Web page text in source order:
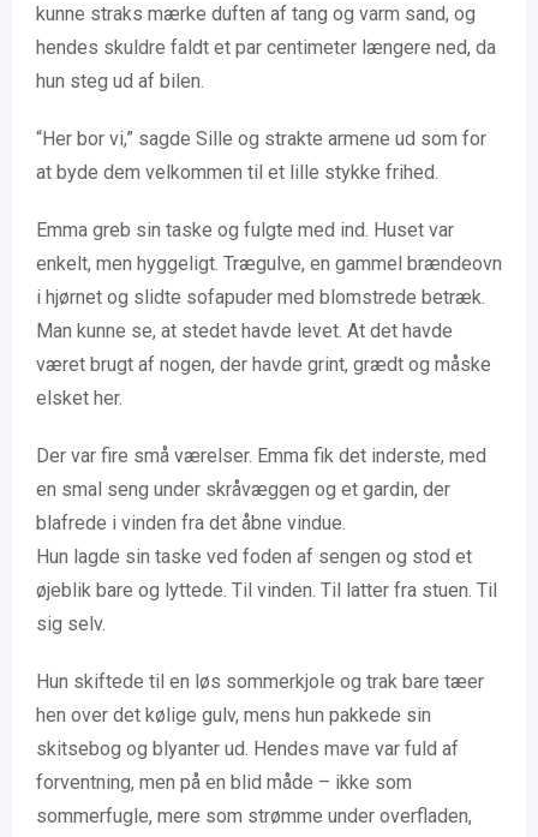
kunne straks mærke duften af tang og varm sand, og
hendes skuldre faldt et par centimeter længere ned, da
hun steg ud af bilen.
“Her bor vi,” sagde Sille og strakte armene ud som for
at byde dem velkommen til et lille stykke frihed.
Emma greb sin taske og fulgte med ind. Huset var
enkelt, men hyggeligt. Trægulve, en gammel brændeovn
i hjørnet og slidte sofapuder med blomstrede betræk.
Man kunne se, at stedet havde levet. At det havde
været brugt af nogen, der havde grint, grædt og måske
elsket her.
Der var fire små værelser. Emma fik det inderste, med
en smal seng under skråvæggen og et gardin, der
blafrede i vinden fra det åbne vindue.
Hun lagde sin taske ved foden af sengen og stod et
øjeblik bare og lyttede. Til vinden. Til latter fra stuen. Til
sig selv.
Hun skiftede til en løs sommerkjole og trak bare tæer
hen over det kølige gulv, mens hun pakkede sin
skitsebog og blyanter ud. Hendes mave var fuld af
forventning, men på en blid måde – ikke som
sommerfugle, mere som strømme under overfladen,